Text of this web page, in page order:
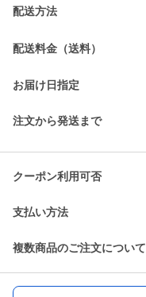
配送方法
配送料金（送料）
お届け日指定
注文から発送まで
クーポン利用可否
支払い方法
複数商品のご注文について